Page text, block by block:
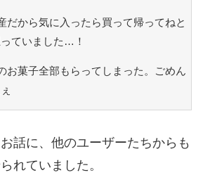
だから気に入ったら買って帰ってねと
ていました…！
お菓子全部もらってしまった。ごめん
話に、他のユーザーたちからも
れていました。